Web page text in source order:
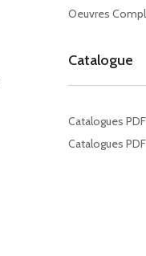
Oeuvres
Catalogue
Catalogues
Catalogues